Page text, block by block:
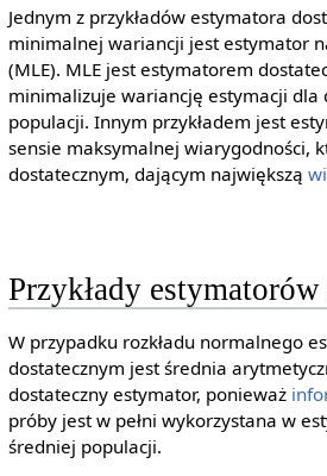
Jednym z przykładów estymatora
minimalnej wariancji jest estymator
(MLE). MLE jest estymatorem
minimalizuje wariancję estymacji
populacji. Innym przykładem jest
sensie maksymalnej wiarygodności,
dostatecznym, dającym największą
Przykłady
W przypadku rozkładu normalnego
dostatecznym jest średnia
dostateczny estymator, ponieważ
próby jest w pełni wykorzystana w
średniej populacji.